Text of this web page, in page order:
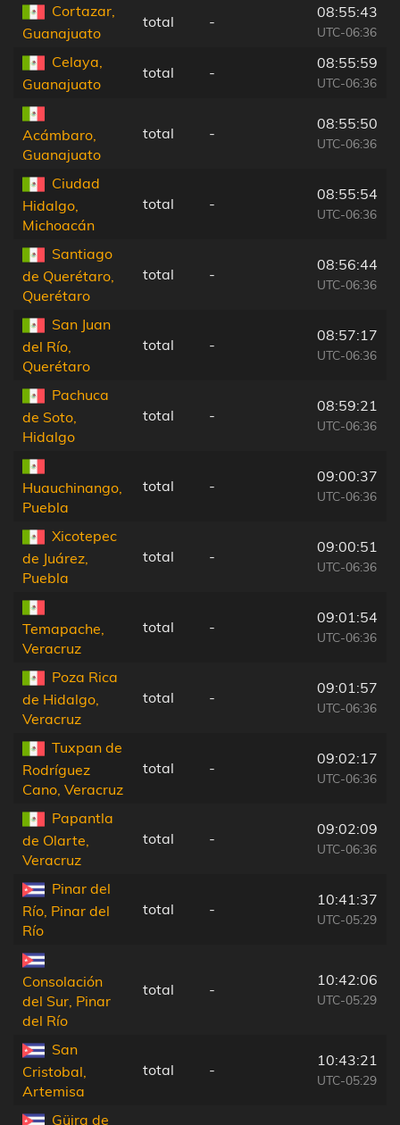
Cortazar,
Guanajuato
total -
08:55:43
UTC-06:36
Celaya,
Guanajuato
total -
08:55:59
UTC-06:36
Acámbaro,
Guanajuato
total -
08:55:50
UTC-06:36
Ciudad
Hidalgo,
Michoacán
total -
08:55:54
UTC-06:36
Santiago
de Querétaro,
Querétaro
total -
08:56:44
UTC-06:36
San Juan
del Río,
Querétaro
total -
08:57:17
UTC-06:36
Pachuca
de Soto,
Hidalgo
total -
08:59:21
UTC-06:36
Huauchinango,
Puebla
total -
09:00:37
UTC-06:36
Xicotepec
de Juárez,
Puebla
total -
09:00:51
UTC-06:36
Temapache,
Veracruz
total -
09:01:54
UTC-06:36
Poza Rica
de Hidalgo,
Veracruz
total -
09:01:57
UTC-06:36
Tuxpan de
Rodríguez
Cano, Veracruz
total -
09:02:17
UTC-06:36
Papantla
de Olarte,
Veracruz
total -
09:02:09
UTC-06:36
Pinar del
Río, Pinar del
Río
total -
10:41:37
UTC-05:29
Consolación
del Sur, Pinar
del Río
total -
10:42:06
UTC-05:29
San
Cristobal,
Artemisa
total -
10:43:21
UTC-05:29
Güira de